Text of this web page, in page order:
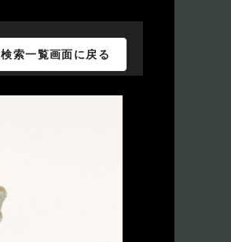
検索一覧画面に戻る